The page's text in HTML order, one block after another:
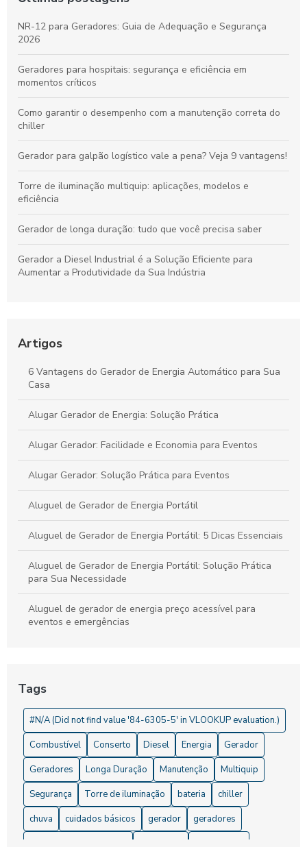
NR-12 para Geradores: Guia de Adequação e Segurança
2026
Geradores para hospitais: segurança e eficiência em
momentos críticos
Como garantir o desempenho com a manutenção correta do
chiller
Gerador para galpão logístico vale a pena? Veja 9 vantagens!
Torre de iluminação multiquip: aplicações, modelos e
eficiência
Gerador de longa duração: tudo que você precisa saber
Gerador a Diesel Industrial é a Solução Eficiente para
Aumentar a Produtividade da Sua Indústria
Conserto de gerador de energia: saiba como prolongar a vida
Como Alugar um Gerador Diário e Evitar Surpresas
Artigos
6 Vantagens do Gerador de Energia Automático para Sua
Casa
Alugar Gerador de Energia: Solução Prática
Alugar Gerador: Facilidade e Economia para Eventos
Alugar Gerador: Solução Prática para Eventos
Aluguel de Gerador de Energia Portátil
Aluguel de Gerador de Energia Portátil: 5 Dicas Essenciais
Aluguel de Gerador de Energia Portátil: Solução Prática
para Sua Necessidade
Aluguel de gerador de energia preço acessível para
eventos e emergências
Aluguel de Gerador de Energia Preço: O Que Você Precisa
Saber
Aluguel de gerador de energia valor que cabe no seu bolso
Aluguel de Gerador de Energia Valor: Descubra Preços e
Vantagens
Aluguel de Gerador de Energia: 5 Dicas para Economizar
Aluguel de Gerador de Energia: Dicas de Preço
Tags
#N/A (Did not find value '84-6305-5' in VLOOKUP evaluation.)
Combustível
Conserto Diesel Energia
Gerador
Geradores
Longa Duração Manutenção
Multiquip
Segurança
Torre de iluminação bateria
chiller
chuva
cuidados básicos gerador
geradores